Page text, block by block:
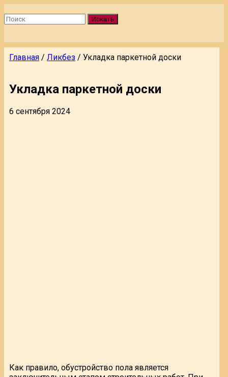
Искать
Главная / Ликбез / Укладка паркетной доски
Укладка паркетной доски
6 сентября 2024
Как правило, обустройство пола является